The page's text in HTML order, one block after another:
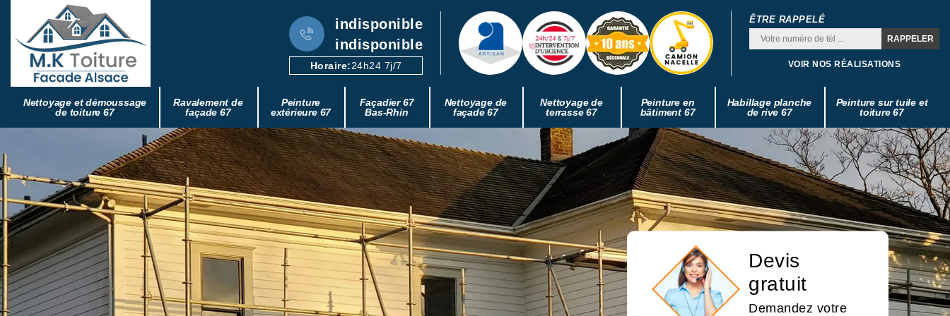
indisponible
indisponible
Horaire:24h24 7j/7
ÊTRE RAPPELÉ
VOIR NOS RÉALISATIONS
Nettoyage et démoussage
de toiture 67
Ravalement de
façade 67
Peinture
extérieure 67
Façadier 67
Bas-Rhin
Nettoyage de
façade 67
Nettoyage de
terrasse 67
Peinture en
bâtiment 67
Habillage planche
de rive 67
Peinture sur tuile et
toiture 67
Devis
gratuit
Demandez votre